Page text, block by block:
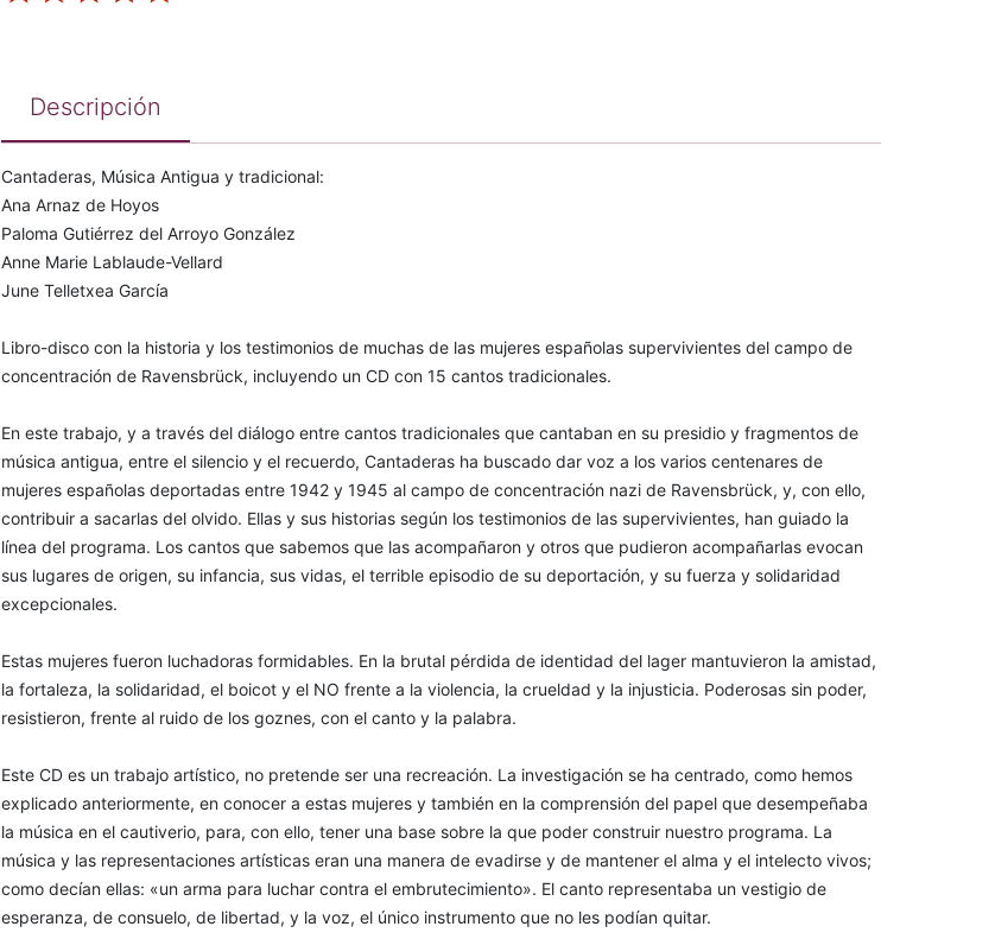
Descripción
Cantaderas, Música Antigua y tradicional:
Ana Arnaz de Hoyos
Paloma Gutiérrez del Arroyo González
Anne Marie Lablaude-Vellard
June Telletxea García
Libro-disco con la historia y los testimonios de muchas de las mujeres españolas supervivientes del campo de
concentración de Ravensbrück, incluyendo un CD con 15 cantos tradicionales.
En este trabajo, y a través del diálogo entre cantos tradicionales que cantaban en su presidio y fragmentos de
música antigua, entre el silencio y el recuerdo, Cantaderas ha buscado dar voz a los varios centenares de
mujeres españolas deportadas entre 1942 y 1945 al campo de concentración nazi de Ravensbrück, y, con ello,
contribuir a sacarlas del olvido. Ellas y sus historias según los testimonios de las supervivientes, han guiado la
línea del programa. Los cantos que sabemos que las acompañaron y otros que pudieron acompañarlas evocan
sus lugares de origen, su infancia, sus vidas, el terrible episodio de su deportación, y su fuerza y solidaridad
excepcionales.
Estas mujeres fueron luchadoras formidables. En la brutal pérdida de identidad del lager mantuvieron la amistad,
la fortaleza, la solidaridad, el boicot y el NO frente a la violencia, la crueldad y la injusticia. Poderosas sin poder,
resistieron, frente al ruido de los goznes, con el canto y la palabra.
Este CD es un trabajo artístico, no pretende ser una recreación. La investigación se ha centrado, como hemos
explicado anteriormente, en conocer a estas mujeres y también en la comprensión del papel que desempeñaba
la música en el cautiverio, para, con ello, tener una base sobre la que poder construir nuestro programa. La
música y las representaciones artísticas eran una manera de evadirse y de mantener el alma y el intelecto vivos;
como decían ellas: «un arma para luchar contra el embrutecimiento». El canto representaba un vestigio de
esperanza, de consuelo, de libertad, y la voz, el único instrumento que no les podían quitar.